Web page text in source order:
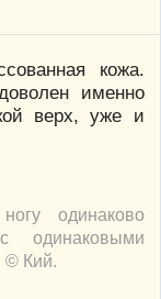
кожа.
именно
верх, уже и
одинаково
одинаковыми
© Кий.